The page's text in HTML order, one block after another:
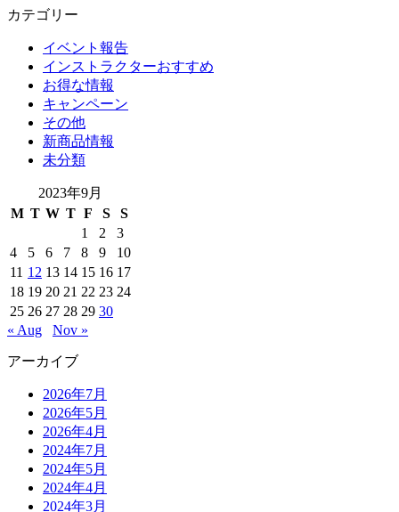
カテゴリー
イベント報告
インストラクターおすすめ
お得な情報
キャンペーン
その他
新商品情報
未分類
2023年9月
M T W T F S
S
1
2
3
4
5 6 7 8 9
10
11 12 13 14 15 16 17
18 19 20 21 22 23 24
25 26 27 28 29 30
« Aug
Nov »
アーカイブ
2026年7月
2026年5月
2026年4月
2024年7月
2024年5月
2024年4月
2024年3月